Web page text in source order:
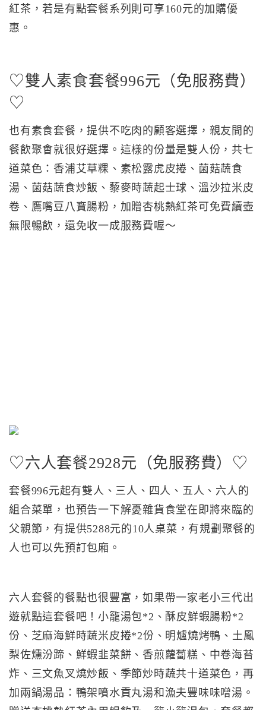
紅茶，若是有點套餐系列則可享160元的加購優
惠。
♡雙人素食套餐996元（免服務費）
♡
也有素食套餐，提供不吃肉的顧客選擇，親友間的
餐飲聚會就很好選擇。這樣的份量是雙人份，共七
道菜色：香浦艾草粿、素松露虎皮捲、菌菇蔬食
湯、菌菇蔬食炒飯、藜麥時蔬起士球、溫沙拉米皮
卷、鷹嘴豆八寶腸粉，加贈杏桃熱紅茶可免費續壺
無限暢飲，還免收一成服務費喔～
♡六人套餐2928元（免服務費）♡
套餐996元起有雙人、三人、四人、五人、六人的
組合菜單，也預告一下解憂雜貨食堂在即將來臨的
父親節，有提供5288元的10人桌菜，有規劃聚餐的
人也可以先預訂包廂。
六人套餐的餐點也很豐富，如果帶一家老小三代出
遊就點這套餐吧！小籠湯包*2、酥皮鮮蝦腸粉*2
份、芝麻海鮮時蔬米皮捲*2份、明爐燒烤鴨、土鳳
梨佐燻汾蹄、鮮蝦韭菜餅、香煎蘿蔔糕、中卷海苔
炸、三文魚叉燒炒飯、季節炒時蔬共十道菜色，再
加兩鍋湯品：鴨架噴水貢丸湯和漁夫豐味味噌湯。